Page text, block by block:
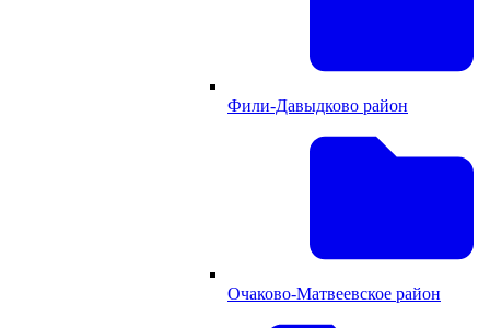
Фили-Давыдково район
Очаково-Матвеевское район